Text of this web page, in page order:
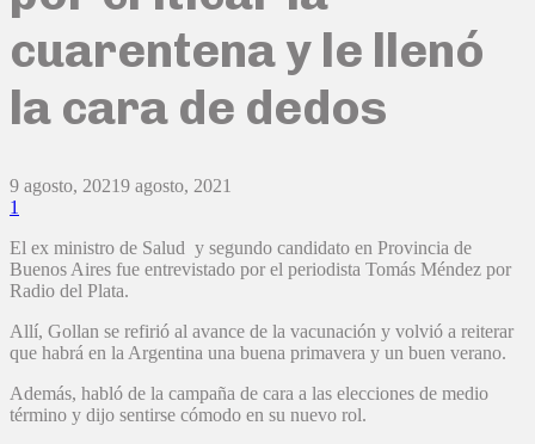
cuarentena y le llenó
la cara de dedos
9 agosto, 20219 agosto, 2021
1
El ex ministro de Salud y segundo candidato en Provincia de
Buenos Aires fue entrevistado por el periodista Tomás Méndez por
Radio del Plata.
Allí, Gollan se refirió al avance de la vacunación y volvió a reiterar
que habrá en la Argentina una buena primavera y un buen verano.
Además, habló de la campaña de cara a las elecciones de medio
término y dijo sentirse cómodo en su nuevo rol.